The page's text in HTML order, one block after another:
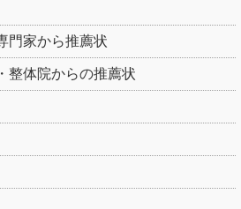
門家から推薦状
整体院からの推薦状